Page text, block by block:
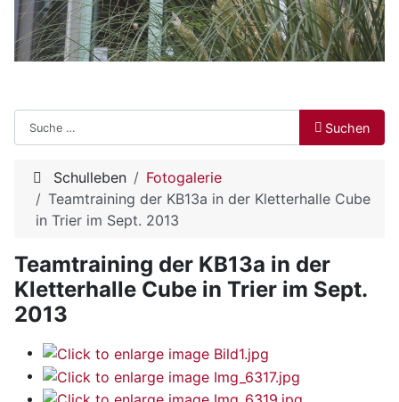
Suchen Suchen
Schulleben
Fotogalerie
Teamtraining der KB13a in der Kletterhalle Cube
in Trier im Sept. 2013
Teamtraining der KB13a in der
Kletterhalle Cube in Trier im Sept.
2013